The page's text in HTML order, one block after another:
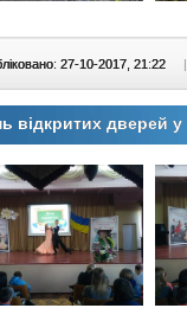
27-10-2017, 21:22 |
відкритих дверей у